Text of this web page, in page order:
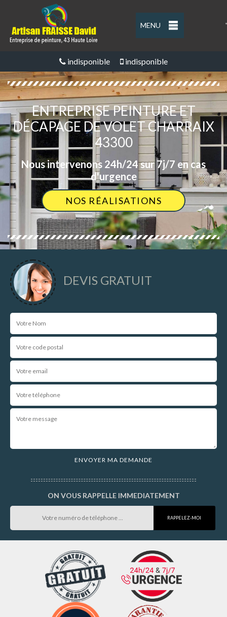
MENU '
indisponible indisponible
ENTREPRISE PEINTURE ET
DÉCAPAGE DE VOLET CHARRAIX
43300
Nous intervenons 24h/24 sur 7j/7 en cas
d'urgence
NOS RÉALISATIONS
DEVIS GRATUIT
ON VOUS RAPPELLE IMMEDIATEMENT